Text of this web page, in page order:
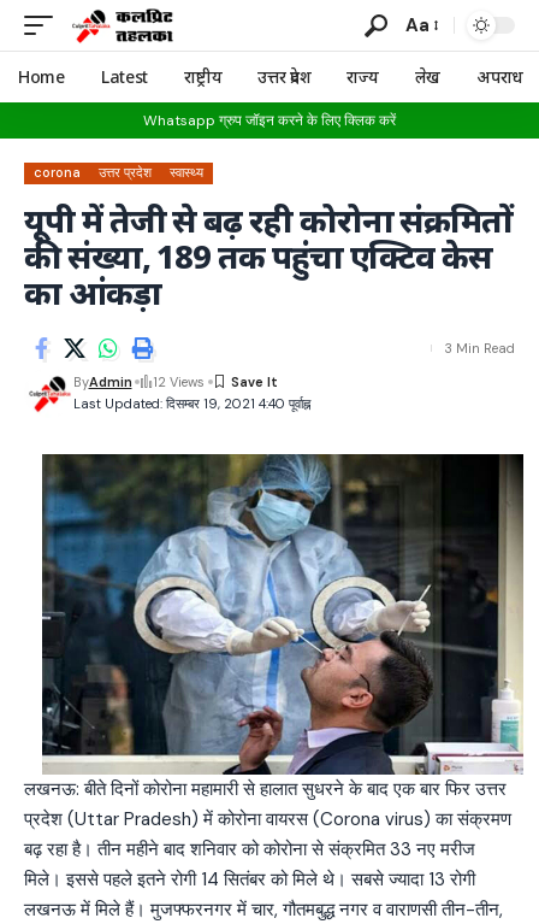
Aa
Home Latest राष्ट्रीय उत्तर प्रदेश राज्य लेख अपराध
Whatsapp ग्रुप जॉइन करने के लिए क्लिक करें
corona उत्तर प्रदेश स्वास्थ्य
यूपी में तेजी से बढ़ रही कोरोना संक्रमितों
की संख्या, 189 तक पहुंचा एक्टिव केस
का आंकड़ा
Last Updated: दिसम्बर 19, 2021 4:40 पूर्वाह्न
ByAdmin 12 Views
3 Min Read
लखनऊ: बीते दिनों कोरोना महामारी से हालात सुधरने के बाद एक बार फिर उत्तर
प्रदेश (Uttar Pradesh) में कोरोना वायरस (Corona virus) का संक्रमण
बढ़ रहा है। तीन महीने बाद शनिवार को कोरोना से संक्रमित 33 नए मरीज
मिले। इससे पहले इतने रोगी 14 सितंबर को मिले थे। सबसे ज्यादा 13 रोगी
लखनऊ में मिले हैं। मुजफ्फरनगर में चार, गौतमबुद्ध नगर व वाराणसी तीन-तीन,